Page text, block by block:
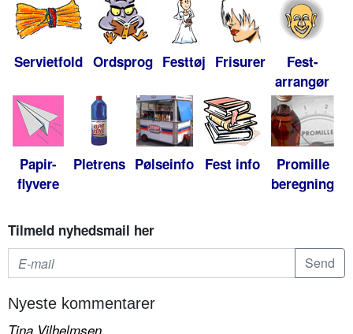
Servietfold Ordsprog Festtøj Frisurer
Fest-
arrangør
Papir-
flyvere
Pletrens Pølseinfo Fest info
Promille
beregning
Tilmeld nyhedsmail her
Nyeste kommentarer
Tina Vilhelmsen